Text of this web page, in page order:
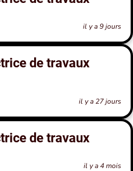
il y a 9 jours
de travaux
il y a 27 jours
de travaux
il y a 4 mois